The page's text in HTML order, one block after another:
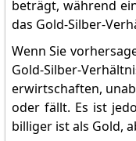
beträgt, während
das Gold-Silber-
Wenn Sie
Gold-Silber-
erwirtschaften,
oder fällt. Es ist
billiger ist als Gold,